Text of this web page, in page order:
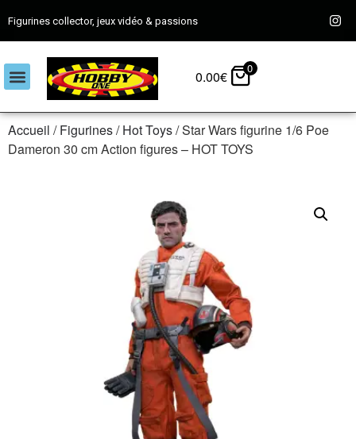
Figurines collector, jeux vidéo & passions
0.00€ 0
Accueil /Figurines/Hot Toys/ Star Wars figurine 1/6 Poe
Dameron 30 cm Action figures – HOT TOYS